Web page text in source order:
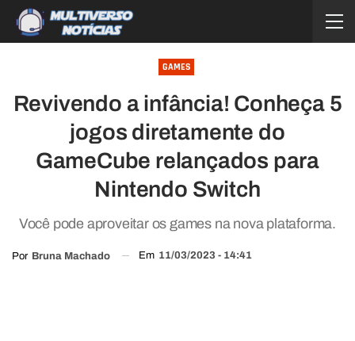
GAMES
Revivendo a infância! Conheça 5
jogos diretamente do
GameCube relançados para
Nintendo Switch
Você pode aproveitar os games na nova plataforma.
Por Bruna Machado Em 11/03/2023 - 14:41